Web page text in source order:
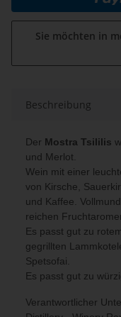
Sie möchten in
Beschreibung
Der Mostra Tsililis
und Merlot.
Wein mit einer
von Kirsche,
und Kaffee.
reichen
Es passt gut zu
gegrillten
Spetsofai.
Es passt gut zu
Verantwortlicher